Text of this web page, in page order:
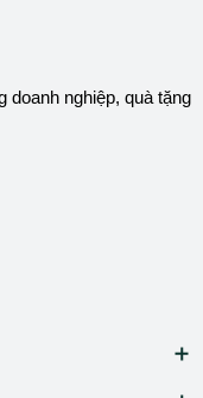
doanh nghiệp, quà tặng